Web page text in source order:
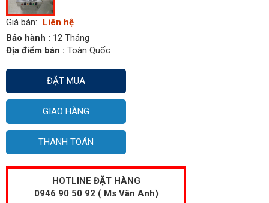
Giá bán:
Liên hệ
Bảo hành : 12 Tháng
Địa điểm bán : Toàn Quốc
ĐẶT MUA
GIAO HÀNG
THANH TOÁN
HOTLINE ĐẶT HÀNG
0946 90 50 92 ( Ms Vân Anh)